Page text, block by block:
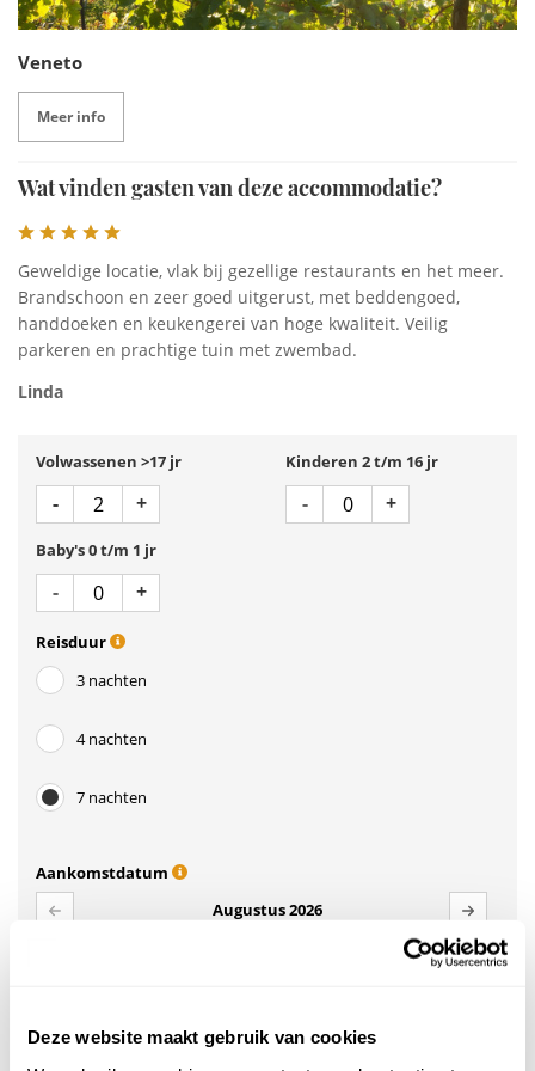
Deze website maakt gebruik van cookies
Veneto
Meer info
Wat vinden gasten van deze accommodatie?
Geweldige locatie, vlak bij gezellige restaurants en het meer.
Brandschoon en zeer goed uitgerust, met beddengoed,
handdoeken en keukengerei van hoge kwaliteit. Veilig
parkeren en prachtige tuin met zwembad.
Linda
Volwassenen >17 jr
-Min 1 +Plus 1
Kinderen 2 t/m 16 jr
-Min 1 +Plus 1
Baby's 0 t/m 1 jr
-Min 1 +Plus 1
Reisduur
3 nachten
4 nachten
7 nachten
Aankomstdatum
Augustus 2026
za zo
3 4 5 6 7